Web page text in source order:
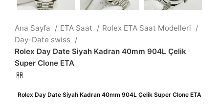
Ana Sayfa ETA Saat
Rolex ETA Saat Modelleri
Day-Date swiss
Rolex Day Date Siyah Kadran 40mm 904L Çelik
Super Clone ETA
Rolex Day Date Siyah Kadran 40mm 904L Çelik Super Clone ETA